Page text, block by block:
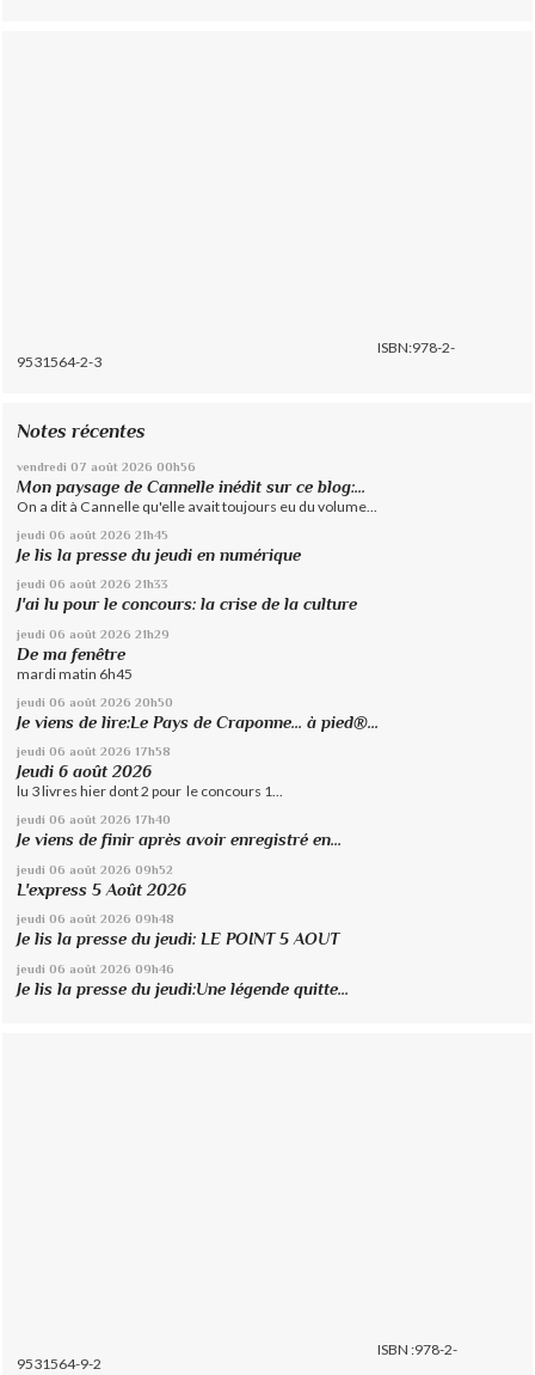
ISBN:978-2-
9531564-2-3
Notes récentes
vendredi 07 août 2026 00h56
Mon paysage de Cannelle inédit sur ce blog:...
On a dit à Cannelle qu'elle avait toujours eu du volume...
jeudi 06 août 2026 21h45
Je lis la presse du jeudi en numérique
jeudi 06 août 2026 21h33
J'ai lu pour le concours: la crise de la culture
jeudi 06 août 2026 21h29
De ma fenêtre
mardi matin 6h45
jeudi 06 août 2026 20h50
Je viens de lire:Le Pays de Craponne... à pied®...
jeudi 06 août 2026 17h58
Jeudi 6 août 2026
lu 3 livres hier dont 2 pour le concours 1...
jeudi 06 août 2026 17h40
Je viens de finir après avoir enregistré en...
jeudi 06 août 2026 09h52
L'express 5 Août 2026
jeudi 06 août 2026 09h48
Je lis la presse du jeudi: LE POINT 5 AOUT
jeudi 06 août 2026 09h46
Je lis la presse du jeudi:Une légende quitte...
ISBN :978-2-
9531564-9-2